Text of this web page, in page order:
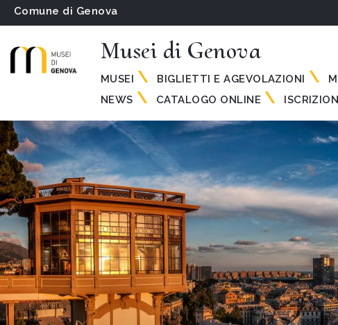
Comune di Genova
Musei di Genova
MUSEI BIGLIETTI E AGEVOLAZIONI
NEWS
CATALOGO ONLINE